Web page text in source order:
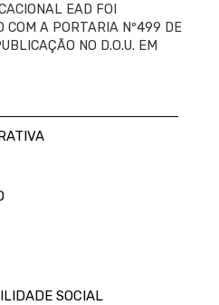
EAD FOI
COM A PORTARIA Nº499 DE
NO D.O.U. EM
SOCIAL